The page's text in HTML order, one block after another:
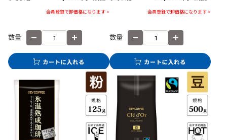
会員登録で卸価格になります >
数量
会員登録で卸価格になります >
数量